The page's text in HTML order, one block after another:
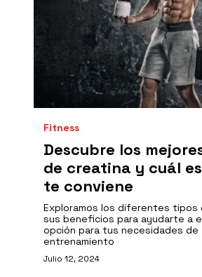
Fitness
Descubre los
de creatina y cuál
te conviene
Exploramos los diferentes tipos
sus beneficios para ayudarte a
opción para tus necesidades de
entrenamiento
Julio 12, 2024